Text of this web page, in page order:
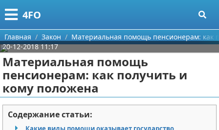
4FO
Меню
Главная
Категории
Медицина
Информационные технологии
Финансы
Поиск
О проекте
Контакты
Главная Закон
Материальная помощь пенсионерам: как
20-12-2018 11:17
Материальная помощь
пенсионерам: как получить и
кому положена
Содержание статьи: